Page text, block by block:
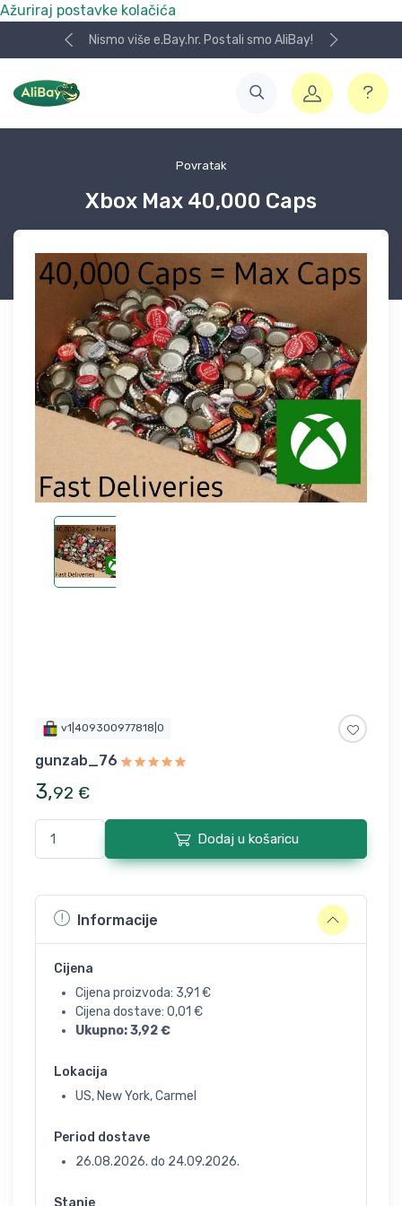
Ažuriraj postavke kolačića
Nismo više e.Bay.hr. Postali smo AliBay!
Povratak
Xbox Max 40,000 Caps
v1|409300977818|0
gunzab_76
3,92 €
Dodaj u košaricu
Informacije
Cijena
Cijena proizvoda: 3,91 €
Cijena dostave: 0,01 €
Ukupno:3,92€
Lokacija
US, New York, Carmel
Period dostave
26.08.2026. do 24.09.2026.
Stanje